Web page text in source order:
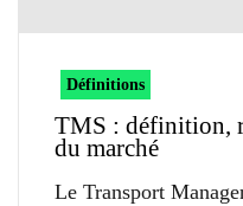
Définitions
TMS : définition,
du marché
Le Transport